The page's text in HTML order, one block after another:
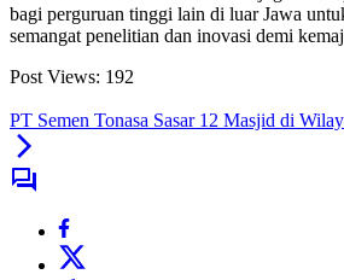
bagi perguruan tinggi lain di luar Jawa
semangat penelitian dan inovasi demi
Post Views: 192
PT Semen Tonasa Sasar 12 Masjid di